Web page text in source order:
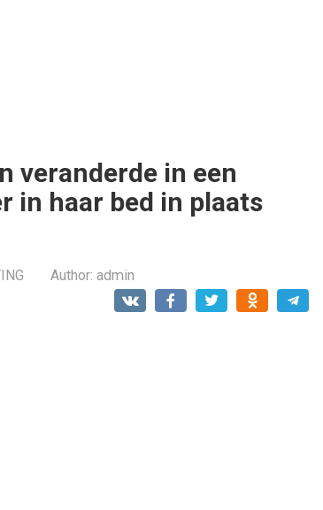
veranderde in een
in haar bed in plaats
Author: admin